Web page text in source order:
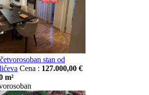
stan od
Cena : 127.000,00 €
m²